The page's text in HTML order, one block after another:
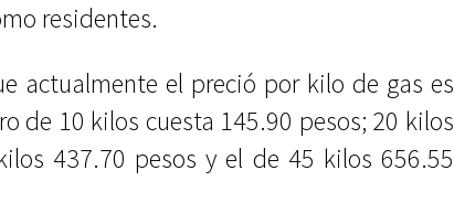
residentes.
actualmente el preció por kilo de gas es
de 10 kilos cuesta 145.90 pesos; 20 kilos
437.70 pesos y el de 45 kilos 656.55